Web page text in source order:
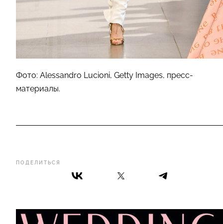
ПОДЕЛИТЬСЯ
Фото: Alessandro Lucioni, Getty Images, пресс-
материалы.